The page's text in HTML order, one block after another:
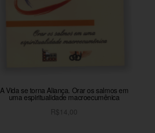
A Vida se torna Aliança. Orar os salmos em
uma espiritualidade macroecumênica
R$ 14,00